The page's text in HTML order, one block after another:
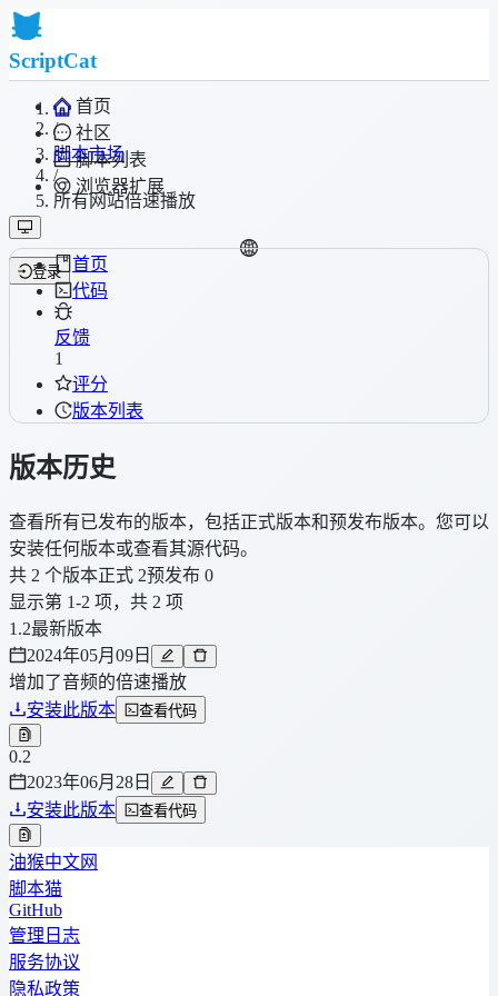
ScriptCat
首页
社区
脚本列表
浏览器扩展
登录
/
脚本市场
/
所有网站倍速播放
首页
代码
反馈
1
评分
版本列表
版本历史
查看所有已发布的版本，包括正式版本和预发布版本。您可以
安装任何版本或查看其源代码。
共 2 个版本正式 2预发布 0
显示第 1-2 项，共 2 项
1.2最新版本
2024年05月09日
增加了音频的倍速播放
安装此版本 查看代码
0.2
2023年06月28日
安装此版本
查看代码
油猴中文网
脚本猫
GitHub
管理日志
服务协议
隐私政策